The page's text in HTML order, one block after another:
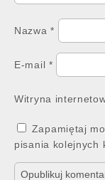
Nazwa*
E-mail *
Witryna
Zapamiętaj
pisania kolejnych